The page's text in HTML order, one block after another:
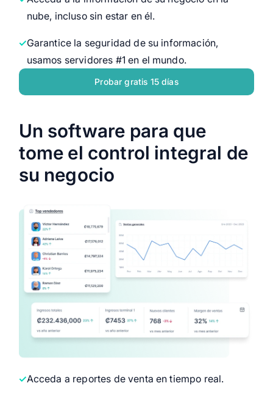
nube, incluso sin estar en él.
Garantice la seguridad de su información,
usamos servidores #1 en el mundo.
Probar gratis 15 días
Un software para que
tome el control integral de
su negocio
Acceda a reportes de venta en tiempo real.